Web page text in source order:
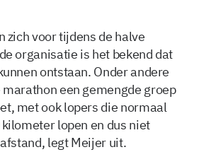
zich voor tijdens de halve
organisatie is het bekend dat
ontstaan. Onder andere
een gemengde groep
met ook lopers die normaal
lopen en dus niet
legt Meijer uit.